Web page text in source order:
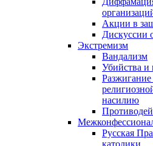
Акции в
Дискуссии
Экстремизм
Вандализм
Убийства и
насилию
Русская
католики